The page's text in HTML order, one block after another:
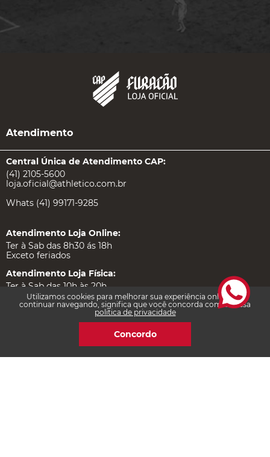
Utilizamos cookies para melhorar sua experiência online. Ao
continuar navegando, significa que você concorda com a nossa
politica de privacidade
Concordo
Atendimento
Central Única de Atendimento CAP:
(41) 2105-5600
loja.oficial@athletico.com.br
Whats (41) 99171-9285
Atendimento Loja Online:
Ter à Sab das 8h30 ás 18h
Exceto feriados
Atendimento Loja Física:
Ter à Sab das 10h às 20h
Dom e Feriados das 10h às 18h
Atendimento Quiosque Piso L1 Palladium:
Dom e Feriados das 14h às 20h